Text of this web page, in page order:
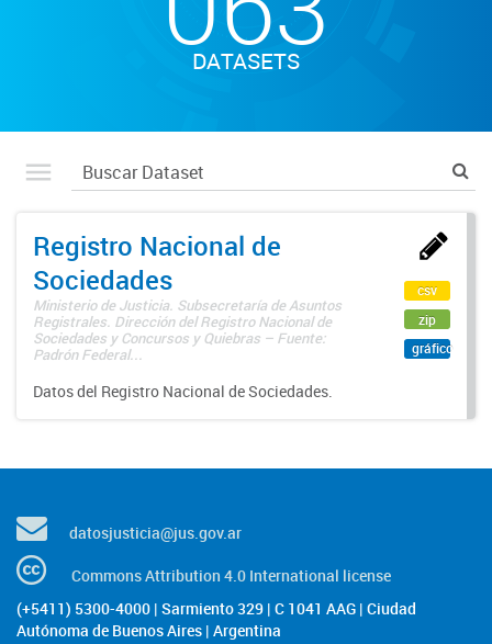
DATASETS
Registro Nacional de
Sociedades
Ministerio de Justicia. Subsecretaría de Asuntos
Registrales. Dirección del Registro Nacional de
Sociedades y Concursos y Quiebras – Fuente:
Padrón Federal...
Datos del Registro Nacional de Sociedades.
csv
zip
gráfico
datosjusticia@jus.gov.ar
Commons Attribution 4.0 International license
(+5411) 5300-4000 | Sarmiento 329 | C 1041 AAG | Ciudad
Autónoma de Buenos Aires | Argentina